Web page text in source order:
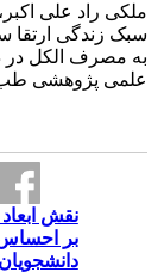
ملکی راد علی
سبک زندگی ارتقا
علمی پژوهشی طب
نقش
بر احساس
دانشجویان